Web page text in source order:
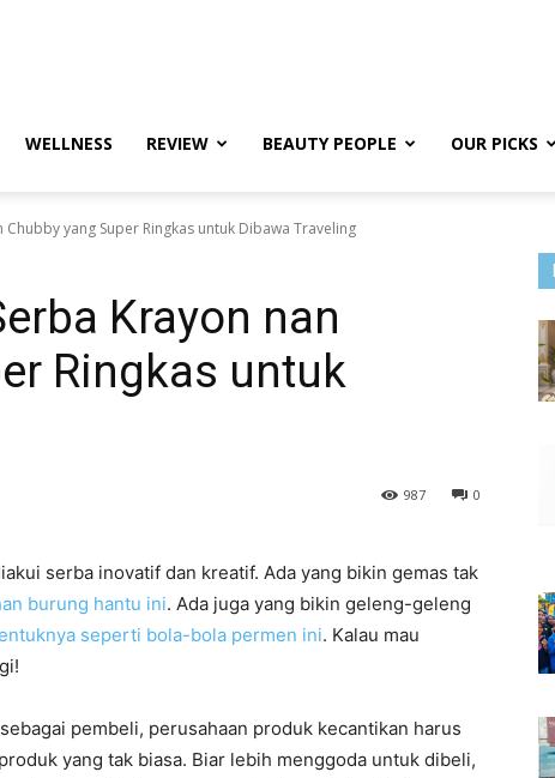
WELLNESS REVIEW BEAUTY PEOPLE OUR PICKS
yang Super Ringkas untuk Dibawa Traveling
Krayon nan
Ringkas untuk
0
987
serba inovatif dan kreatif. Ada yang bikin gemas tak
burung hantu ini. Ada juga yang bikin geleng-geleng
seperti bola-bola permen ini. Kalau mau
pembeli, perusahaan produk kecantikan harus
yang tak biasa. Biar lebih menggoda untuk dibeli,